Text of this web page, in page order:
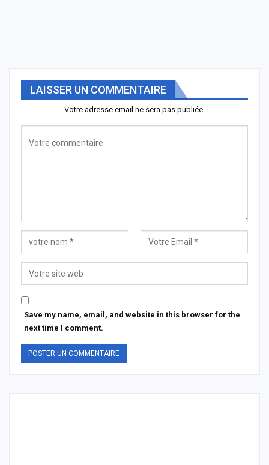
LAISSER UN COMMENTAIRE
Votre adresse email ne sera pas publiée.
Save my name, email, and website in this browser for the
next time I comment.